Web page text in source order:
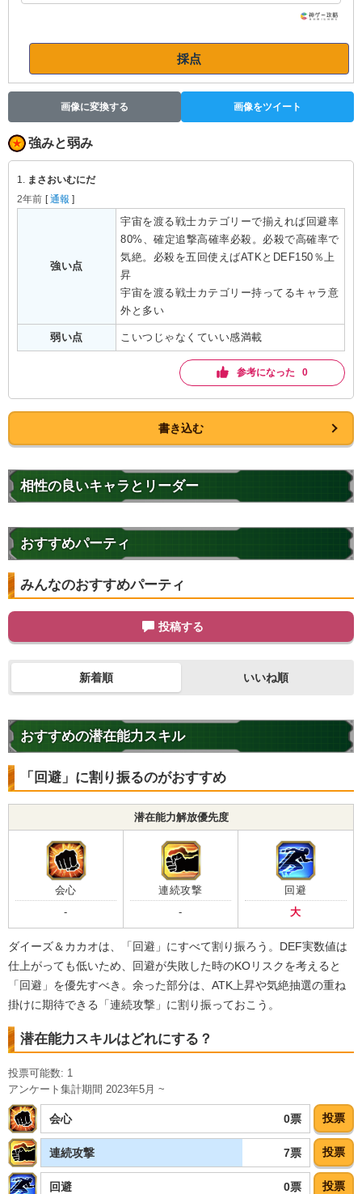
採点
画像に変換する 画像をツイート
強みと弱み
1. まさおいむにだ
2年前 [通報 ]
強い点
宇宙を渡る戦士カテゴリーで揃えれば回避率
80%、確定追撃高確率必殺。必殺で高確率で
気絶。必殺を五回使えばATKとDEF150％上
昇
宇宙を渡る戦士カテゴリー持ってるキャラ意
外と多い
弱い点 こいつじゃなくていい感満載
参考になった 0
書き込む
相性の良いキャラとリーダー
おすすめパーティ
みんなのおすすめパーティ
投稿する
新着順 いいね順
おすすめの潜在能力スキル
「回避」に割り振るのがおすすめ
潜在能力解放優先度
会心
-
連続攻撃
-
回避
大
ダイーズ＆カカオは、「回避」にすべて割り振ろう。DEF実数値は
仕上がっても低いため、回避が失敗した時のKOリスクを考えると
「回避」を優先すべき。余った部分は、ATK上昇や気絶抽選の重ね
掛けに期待できる「連続攻撃」に割り振っておこう。
潜在能力スキルはどれにする？
投票可能数: 1
アンケート集計期間 2023年5月 ~
会心 0票 投票
連続攻撃 7票 投票
回避 0票 投票